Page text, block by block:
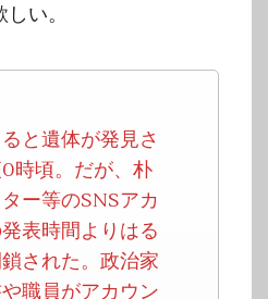
い。
と遺体が発見さ
時頃。だが、朴
ー等のSNSアカ
表時間よりはる
された。政治家
職員がアカウン